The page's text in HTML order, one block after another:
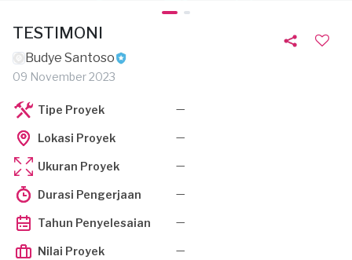
TESTIMONI
Budye Santoso
09 November 2023
Tipe Proyek —
Lokasi Proyek —
Ukuran Proyek —
Durasi Pengerjaan —
Tahun Penyelesaian —
Nilai Proyek —